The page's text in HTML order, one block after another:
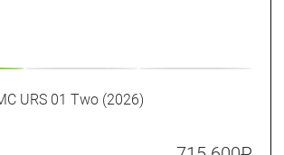
URS 01 Two (2026)